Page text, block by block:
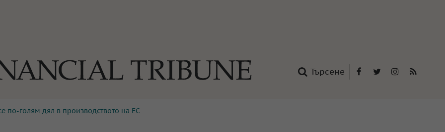
Търсене
За нас
по-голям дял в производството на ЕС